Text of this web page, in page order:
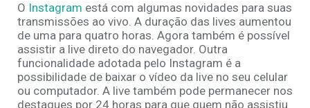
O Instagram está com algumas novidades para suas
transmissões ao vivo. A duração das lives aumentou
de uma para quatro horas. Agora também é possível
assistir a live direto do navegador. Outra
funcionalidade adotada pelo Instagram é a
possibilidade de baixar o vídeo da live no seu celular
ou computador. A live também pode permanecer nos
destaques por 24 horas para que quem não assistiu